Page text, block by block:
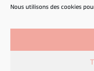
Nous utilisons des cookies